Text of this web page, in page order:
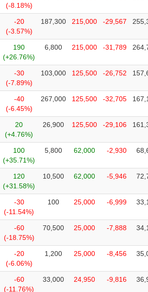
(-8.18%)
-20
(-3.57%)
187,300 215,000 -29,567
190
(+26.76%)
6,800 215,000 -31,789
-30
(-7.89%)
103,000 125,500 -26,752
-40
(-6.45%)
267,000 125,500 -32,705
20
(+4.76%)
26,900 125,500 -29,106
100
(+35.71%)
5,800 62,000 -2,930
120
(+31.58%)
10,500 62,000 -5,946
-30
(-11.54%)
100 25,000 -6,999
-60
(-18.75%)
70,500 25,000 -7,888
-20
(-6.06%)
1,200 25,000 -8,456
-60
(-11.76%)
33,000 24,950 -9,816